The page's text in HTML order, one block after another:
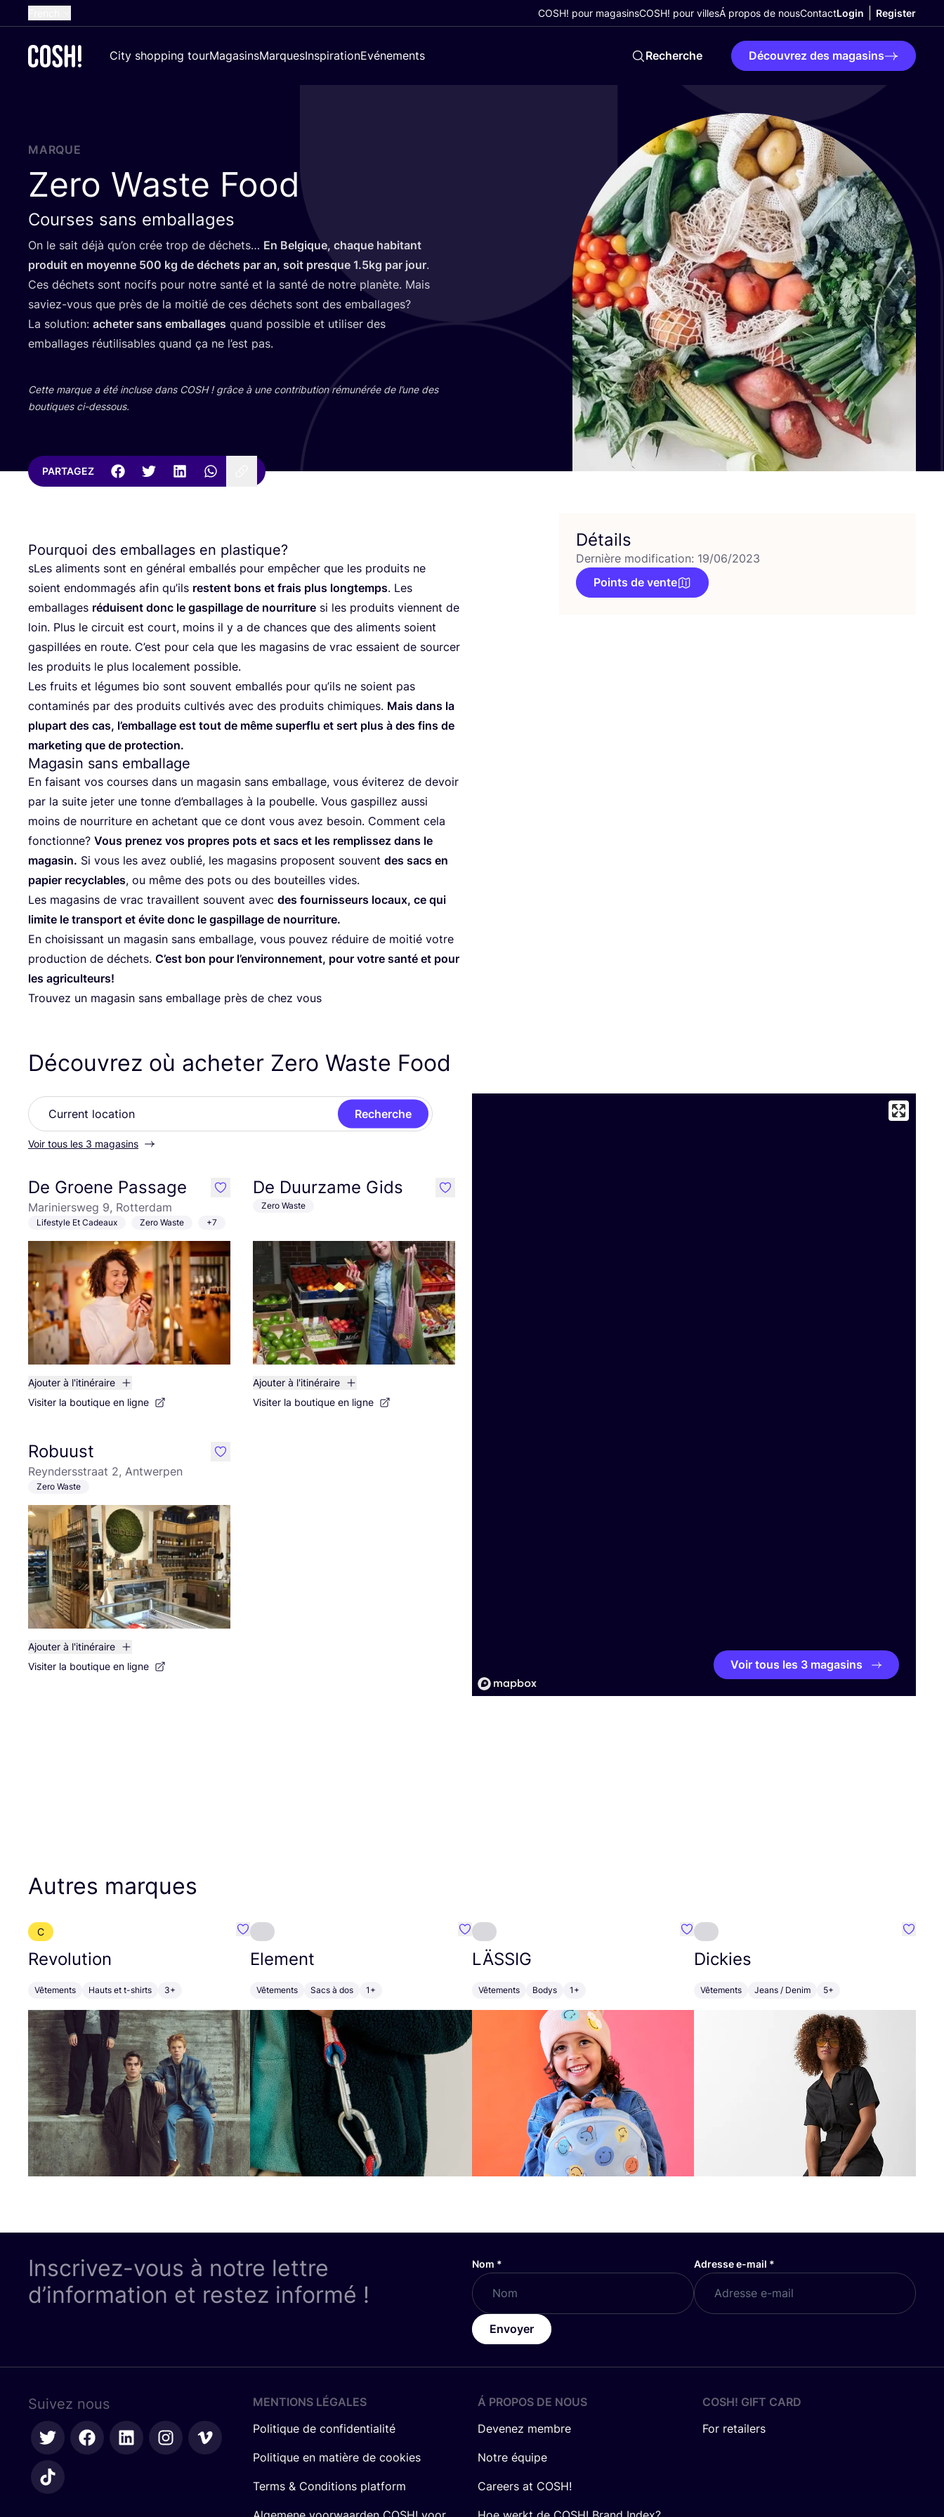
Dutch
Croatian
COSH! pour magasinsCOSH! pour villesÁ propos de nousContactLogin Register
City shopping tourMagasinsMarquesInspirationEvénements Recherche Découvrez des magasins
MARQUE
Zero Waste Food
Courses sans emballages
On le sait déjà qu’on crée trop de déchets… En Bel­gique, chaque habi­tant
pro­duit en moyenne 500 kg de déchets par an, soit presque 1.5kg par jour.
Ces déchets sont nocifs pour notre san­té et la san­té de notre pla­nète. Mais
saviez-vous que près de la moi­tié de ces déchets sont des emballages?
La solu­tion: ache­ter sans embal­lages quand pos­sible et uti­li­ser des
embal­lages réuti­li­sables quand ça ne l’est pas.
Cette marque a été incluse dans COSH! grâce à une contri­bu­tion rému­né­rée de l’une des
bou­tiques ci-dessous.
PARTAGEZ
Pourquoi des emballages en plastique?
sLes ali­ments sont en géné­ral embal­lés pour empê­cher que les pro­duits ne
soient endom­ma­gés afin qu’ils res­tent bons et frais plus long­temps. Les
embal­lages réduisent donc le gas­pillage de nour­ri­ture si les pro­duits viennent de
loin. Plus le cir­cuit est court, moins il y a de chances que des ali­ments soient
gas­pillées en route. C’est pour cela que les maga­sins de vrac essaient de sour­cer
les pro­duits le plus loca­le­ment possible.
Les fruits et légumes bio sont sou­vent embal­lés pour qu’ils ne soient pas
conta­mi­nés par des pro­duits culti­vés avec des pro­duits chi­miques. Mais dans la
plu­part des cas, l’emballage est tout de même super­flu et sert plus à des fins de
mar­ke­ting que de protection.
Magasin sans emballage
En fai­sant vos courses dans un maga­sin sans embal­lage, vous évi­te­rez de devoir
par la suite jeter une tonne d’emballages à la pou­belle. Vous gas­pillez aus­si
moins de nour­ri­ture en ache­tant que ce dont vous avez besoin. Com­ment cela
fonc­tionne? Vous pre­nez vos propres pots et sacs et les rem­plis­sez dans le
maga­sin. Si vous les avez oublié, les maga­sins pro­posent sou­vent des sacs en
papier recy­clables, ou même des pots ou des bou­teilles vides.
Les maga­sins de vrac tra­vaillent sou­vent avec des four­nis­seurs locaux, ce qui
limite le trans­port et évite donc le gas­pillage de nourriture.
En choi­sis­sant un maga­sin sans embal­lage, vous pou­vez réduire de moi­tié votre
pro­duc­tion de déchets. C’est bon pour l’en­vi­ron­ne­ment, pour votre san­té et pour
les agriculteurs!
Trou­vez un maga­sin sans embal­lage près de chez vous
Détails
Dernière modification: 19/06/2023
Points de vente
Découvrez où acheter Zero Waste Food
Recherche
Voir tous les 3 magasins
De Groene Passage
Mariniersweg 9, Rotterdam
Lifestyle Et Cadeaux Zero Waste +7
Ajouter à l'itinéraire
Visiter la boutique en ligne
like De Duurzame Gids
Zero Waste
Ajouter à l'itinéraire
Visiter la boutique en ligne
like
Robuust
Reyndersstraat 2, Antwerpen
Zero Waste
Ajouter à l'itinéraire
Visiter la boutique en ligne
like
Voir tous les 3 magasins
Autres marques
C
Revolution
Vêtements Hauts et t-shirts 3+
Préféré {nom}
Element
Vêtements Sacs à dos 1+
Préféré {nom}
LÄSSIG
Vêtements Bodys 1+
Préféré {nom}
Dickies
Vêtements Jeans / Denim 5+
Inscrivez-vous à notre lettre
d’information et restez informé !
Nom * Adresse e-mail *
Envoyer
Suivez nous
MENTIONS LÉGALES
Politique de confidentialité
Politique en matière de cookies
Terms & Conditions platform
Á PROPOS DE NOUS
Devenez membre
Notre équipe
Careers at COSH!
COSH! GIFT CARD
For retailers